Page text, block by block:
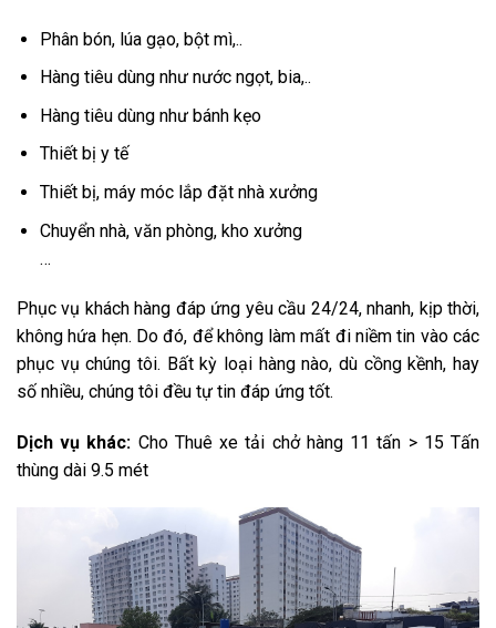
Phân bón, lúa gạo, bột mì,..
Hàng tiêu dùng như nước ngọt, bia,..
Hàng tiêu dùng như bánh kẹo
Thiết bị y tế
Thiết bị, máy móc lắp đặt nhà xưởng
Chuyển nhà, văn phòng, kho xưởng
…
Phục vụ khách hàng đáp ứng yêu cầu 24/24, nhanh, kịp thời,
không hứa hẹn. Do đó, để không làm mất đi niềm tin vào các
phục vụ chúng tôi. Bất kỳ loại hàng nào, dù cồng kềnh, hay
số nhiều, chúng tôi đều tự tin đáp ứng tốt.
Dịch vụ khác: Cho Thuê xe tải chở hàng 11 tấn > 15 Tấn
thùng dài 9.5 mét